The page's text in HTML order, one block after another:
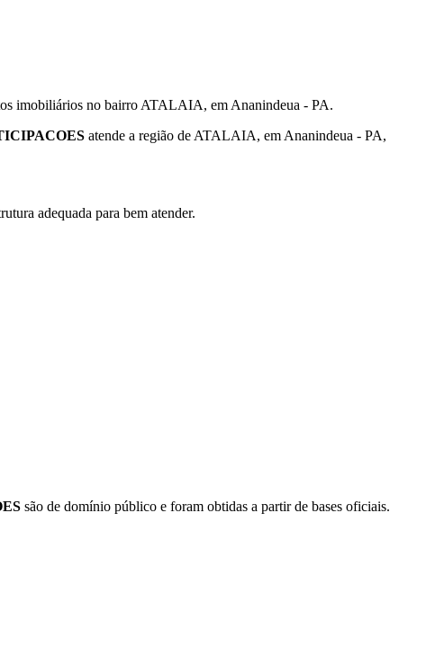
imobiliários no bairro ATALAIA, em Ananindeua - PA.
atende a região de ATALAIA, em Ananindeua - PA,
adequada para bem atender.
são de domínio público e foram obtidas a partir de bases oficiais.